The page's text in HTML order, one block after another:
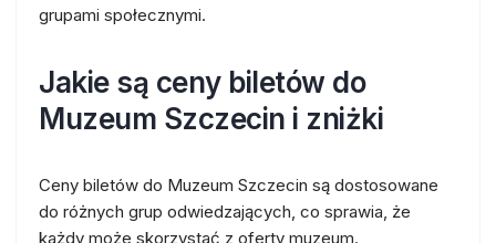
grupami społecznymi.
Jakie są ceny biletów do
Muzeum Szczecin i zniżki
Ceny biletów do Muzeum Szczecin są dostosowane
do różnych grup odwiedzających, co sprawia, że
każdy może skorzystać z oferty muzeum.